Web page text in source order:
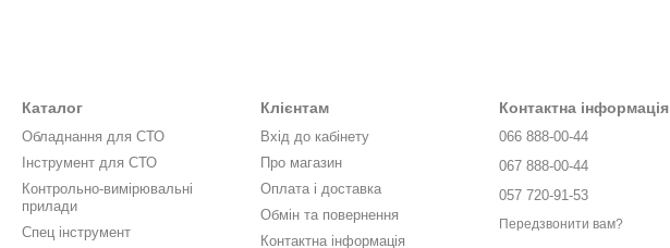
Каталог
Обладнання для СТО
Інструмент для СТО
Контрольно-вимірювальні
прилади
Спец інструмент
Клієнтам
Вхід до кабінету
Про магазин
Оплата і доставка
Обмін та повернення
Контактна інформація
Контактна інформація
066 888-00-44
067 888-00-44
057 720-91-53
Передзвонити вам?